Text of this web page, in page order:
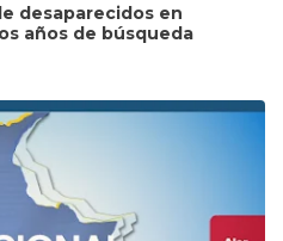
desaparecidos en
años de búsqueda